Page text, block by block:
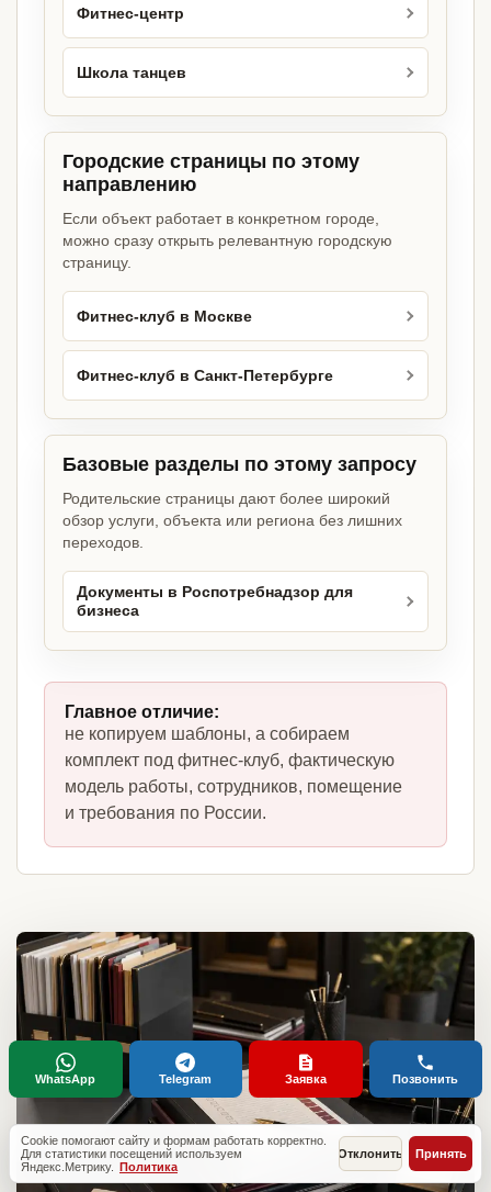
Фитнес-центр
Школа танцев
Городские страницы по этому
направлению
Если объект работает в конкретном городе,
можно сразу открыть релевантную городскую
страницу.
Фитнес-клуб в Москве
Фитнес-клуб в Санкт-Петербурге
Базовые разделы по этому запросу
Родительские страницы дают более широкий
обзор услуги, объекта или региона без лишних
переходов.
Документы в Роспотребнадзор для
бизнеса
Главное отличие:
не копируем шаблоны, а собираем
комплект под фитнес-клуб, фактическую
модель работы, сотрудников, помещение
и требования по России.
Cookie помогают сайту и формам работать корректно.
Для статистики посещений используем
Яндекс.Метрику. Политика
Отклонить Принять
WhatsApp Telegram Заявка Позвонить